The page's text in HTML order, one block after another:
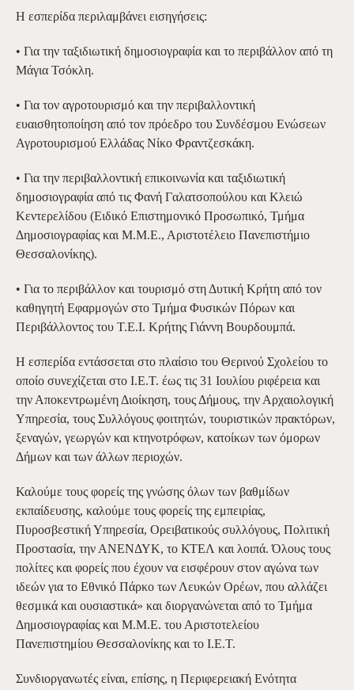
Η εσπερίδα περιλαμβάνει εισηγήσεις:
• Για την ταξιδιωτική δημοσιογραφία και το περιβάλλον από τη
Μάγια Τσόκλη.
• Για τον αγροτουρισμό και την περιβαλλοντική
ευαισθητοποίηση από τον πρόεδρο του Συνδέσμου Ενώσεων
Αγροτουρισμού Ελλάδας Νίκο Φραντζεσκάκη.
• Για την περιβαλλοντική επικοινωνία και ταξιδιωτική
δημοσιογραφία από τις Φανή Γαλατσοπούλου και Κλειώ
Κεντερελίδου (Ειδικό Επιστημονικό Προσωπικό, Τμήμα
Δημοσιογραφίας και Μ.Μ.Ε., Αριστοτέλειο Πανεπιστήμιο
Θεσσαλονίκης).
• Για το περιβάλλον και τουρισμό στη Δυτική Κρήτη από τον
καθηγητή Εφαρμογών στο Τμήμα Φυσικών Πόρων και
Περιβάλλοντος του Τ.Ε.Ι. Κρήτης Γιάννη Βουρδουμπά.
Η εσπερίδα εντάσσεται στο πλαίσιο του Θερινού Σχολείου το
οποίο συνεχίζεται στο Ι.Ε.Τ. έως τις 31 Ιουλίου ριφέρεια και
την Αποκεντρωμένη Διοίκηση, τους Δήμους, την Αρχαιολογική
Υπηρεσία, τους Συλλόγους φοιτητών, τουριστικών πρακτόρων,
ξεναγών, γεωργών και κτηνοτρόφων, κατοίκων των όμορων
Δήμων και των άλλων περιοχών.
Καλούμε τους φορείς της γνώσης όλων των βαθμίδων
εκπαίδευσης, καλούμε τους φορείς της εμπειρίας,
Πυροσβεστική Υπηρεσία, Ορειβατικούς συλλόγους, Πολιτική
Προστασία, την ΑΝΕΝΔΥΚ, το ΚΤΕΛ και λοιπά. Όλους τους
πολίτες και φορείς που έχουν να εισφέρουν στον αγώνα των
ιδεών για το Εθνικό Πάρκο των Λευκών Ορέων, που αλλάζει
θεσμικά και ουσιαστικά» και διοργανώνεται από το Τμήμα
Δημοσιογραφίας και Μ.Μ.Ε. του Αριστοτελείου
Πανεπιστημίου Θεσσαλονίκης και το Ι.Ε.Τ.
Συνδιοργανωτές είναι, επίσης, η Περιφερειακή Ενότητα